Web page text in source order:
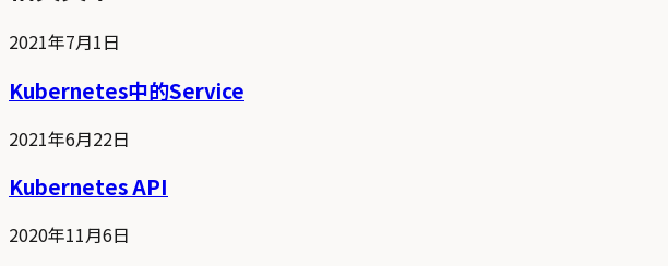
2021年7月1日
Kubernetes中的Service
2021年6月22日
Kubernetes API
2020年11月6日